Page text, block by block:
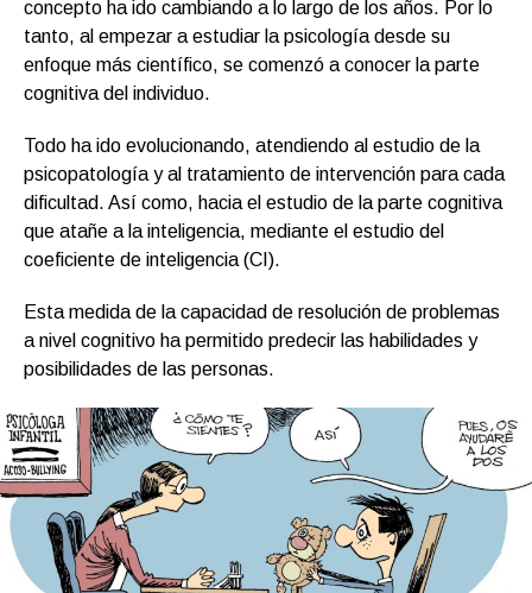
concepto ha ido cambiando a lo largo de los años. Por lo
tanto, al empezar a estudiar la psicología desde su
enfoque más científico, se comenzó a conocer la parte
cognitiva del individuo.
Todo ha ido evolucionando, atendiendo al estudio de la
psicopatología y al tratamiento de intervención para cada
dificultad. Así como, hacia el estudio de la parte cognitiva
que atañe a la inteligencia, mediante el estudio del
coeficiente de inteligencia (CI).
Esta medida de la capacidad de resolución de problemas
a nivel cognitivo ha permitido predecir las habilidades y
posibilidades de las personas.